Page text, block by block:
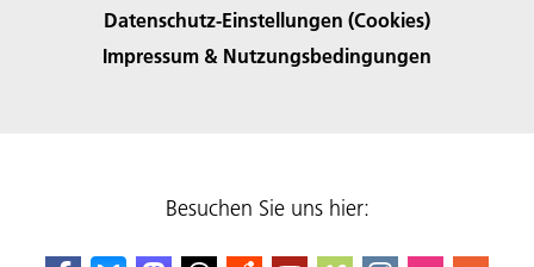
Datenschutz-Einstellungen (Cookies)
Impressum & Nutzungsbedingungen
Besuchen Sie uns hier: